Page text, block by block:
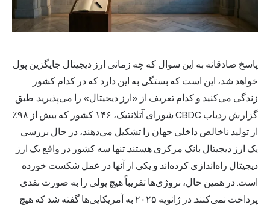
پاسخ صادقانه به این سوال که چه زمانی ارز دیجیتال جایگزین پول
خواهد شد، این است که بستگی به این دارد که در کدام کشور
زندگی می‌کنید و کدام تعریف از «ارز دیجیتال» را می‌پذیرید. طبق
گزارش ردیاب CBDC شورای آتلانتیک، ۱۴۶ کشور که بیش از ۹۸٪
از تولید ناخالص داخلی جهان را تشکیل می‌دهند، در حال بررسی
یک ارز دیجیتال بانک مرکزی هستند. تنها سه کشور در واقع یک ارز
دیجیتال راه‌اندازی کرده‌اند و یکی از آنها در عمل شکست خورده
است. در همین حال، نروژی‌ها تقریباً هیچ پولی را به صورت نقدی
پرداخت نمی‌کنند. در ژانویه ۲۰۲۵ به آمریکایی‌ها گفته شد که هیچ